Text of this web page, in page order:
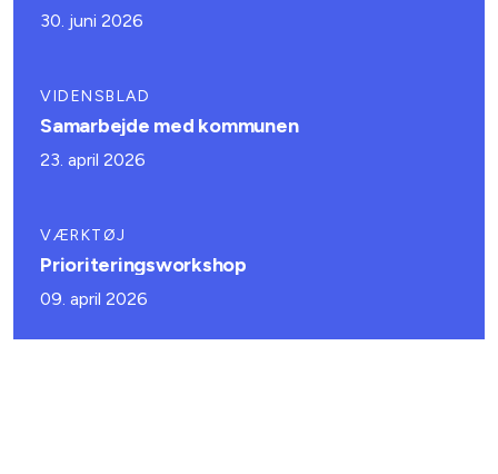
30. juni 2026
VIDENSBLAD
Samarbejde med kommunen
23. april 2026
VÆRKTØJ
Prioriteringsworkshop
09. april 2026